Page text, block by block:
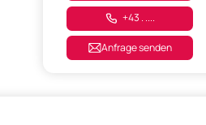
+43 . ....
Anfrage senden